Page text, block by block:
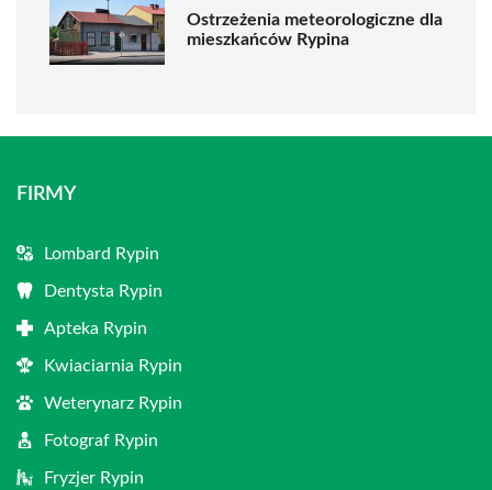
Ostrzeżenia meteorologiczne dla
mieszkańców Rypina
FIRMY
Lombard Rypin
Dentysta Rypin
Apteka Rypin
Kwiaciarnia Rypin
Weterynarz Rypin
Fotograf Rypin
Fryzjer Rypin